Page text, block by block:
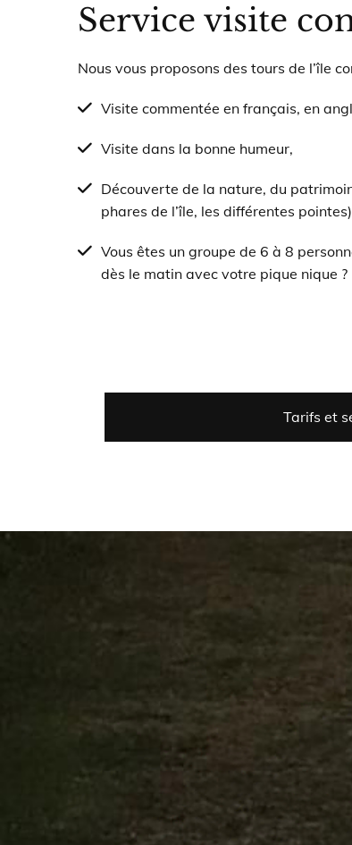
Service visite
Nous vous proposons des tours de l’île
Visite commentée en français, en
Visite dans la bonne humeur,
Découverte de la nature, du
phares de l’île, les différentes
Vous êtes un groupe de 6 à 8
dès le matin avec votre pique nique ?
Tarifs et